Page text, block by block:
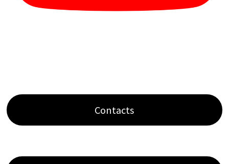
Contacts